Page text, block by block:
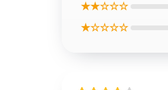
★★☆☆☆
★☆☆☆☆